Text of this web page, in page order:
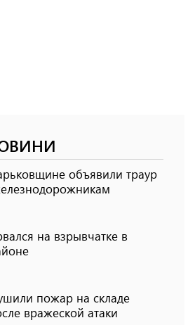
объявили траур
на взрывчатке в
пожар на складе
вражеской атаки